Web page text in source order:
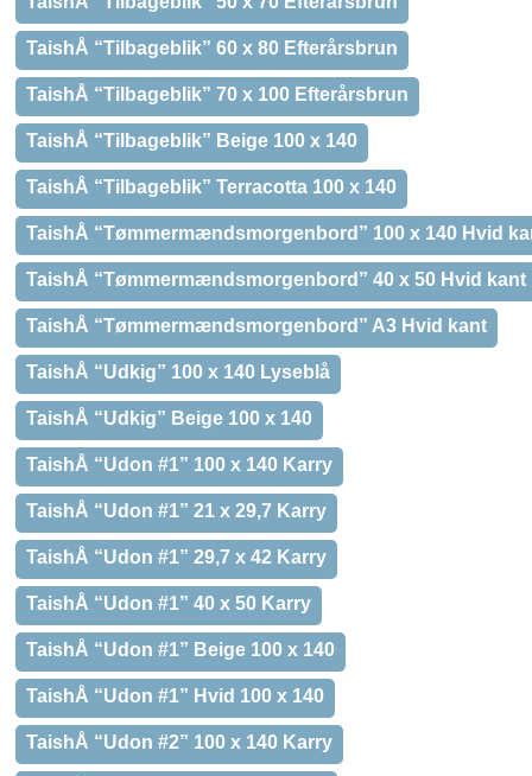
TaishÅ “Tilbageblik” 60 x 80 Efterårsbrun
TaishÅ “Tilbageblik” 70 x 100 Efterårsbrun
TaishÅ “Tilbageblik” Beige 100 x 140
TaishÅ “Tilbageblik” Terracotta 100 x 140
TaishÅ “Tømmermændsmorgenbord” 100 x 140 Hvid
TaishÅ “Tømmermændsmorgenbord” 40 x 50 Hvid kant
TaishÅ “Tømmermændsmorgenbord” A3 Hvid kant
TaishÅ “Udkig” 100 x 140 Lyseblå
TaishÅ “Udkig” Beige 100 x 140
TaishÅ “Udon #1” 100 x 140 Karry
TaishÅ “Udon #1” 21 x 29,7 Karry
TaishÅ “Udon #1” 29,7 x 42 Karry
TaishÅ “Udon #1” 40 x 50 Karry
TaishÅ “Udon #1” Beige 100 x 140
TaishÅ “Udon #1” Hvid 100 x 140
TaishÅ “Udon #2” 100 x 140 Karry